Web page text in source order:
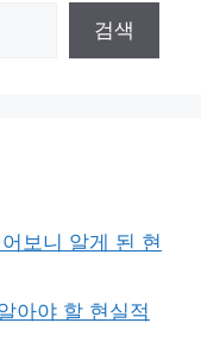
검색
보니 알게 된 현
아야 할 현실적